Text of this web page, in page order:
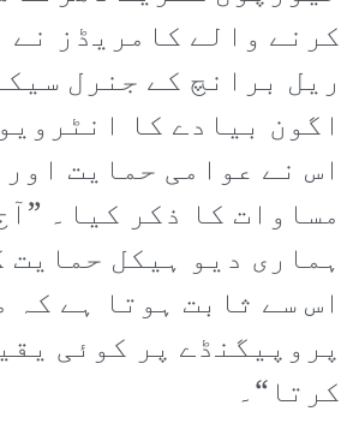
کرنے والے کامریڈز نے
ریل برانچ کے جنرل
اگون بیادے کا
اس نے عوامی حمایت
مساوات کا ذکر کیا۔
ہماری دیو ہیکل حمایت
اس سے ثابت ہوتا ہے کہ
پروپیگنڈے پر کوئی
کرتا“۔